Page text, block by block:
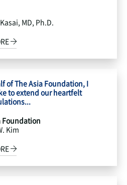
MD, Ph.D.
of The Asia Foundation, I
to extend our heartfelt
Foundation
Kim